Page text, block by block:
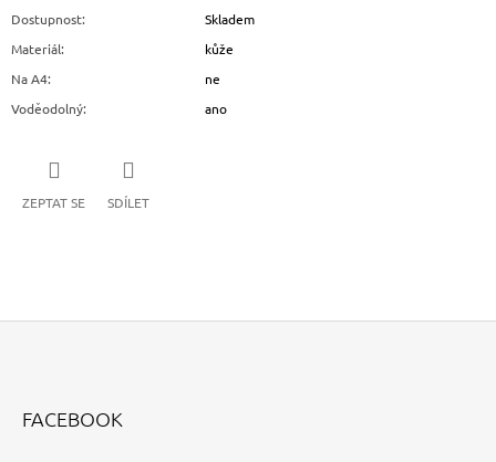
Dostupnost:
Skladem
Materiál:
kůže
Na A4:
ne
Voděodolný: ano
ZEPTAT SE SDÍLET
FACEBOOK